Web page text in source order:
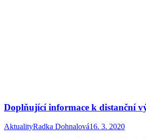
Doplňující informace k distanční
AktualityRadka Dohnalová16. 3. 2020